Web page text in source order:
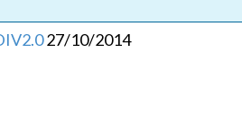
27/10/2014